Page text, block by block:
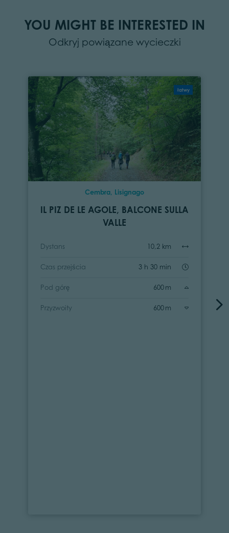
YOU MIGHT BE INTERESTED IN
Odkryj powiązane wycieczki
łatwy
Cembra, Lisignago
IL PIZ DE LE AGOLE, BALCONE SULLA
VALLE
Dystans 10,2 km
Czas przejścia 3 h 30 min
Pod górę 600 m
Przyzwoity 600 m